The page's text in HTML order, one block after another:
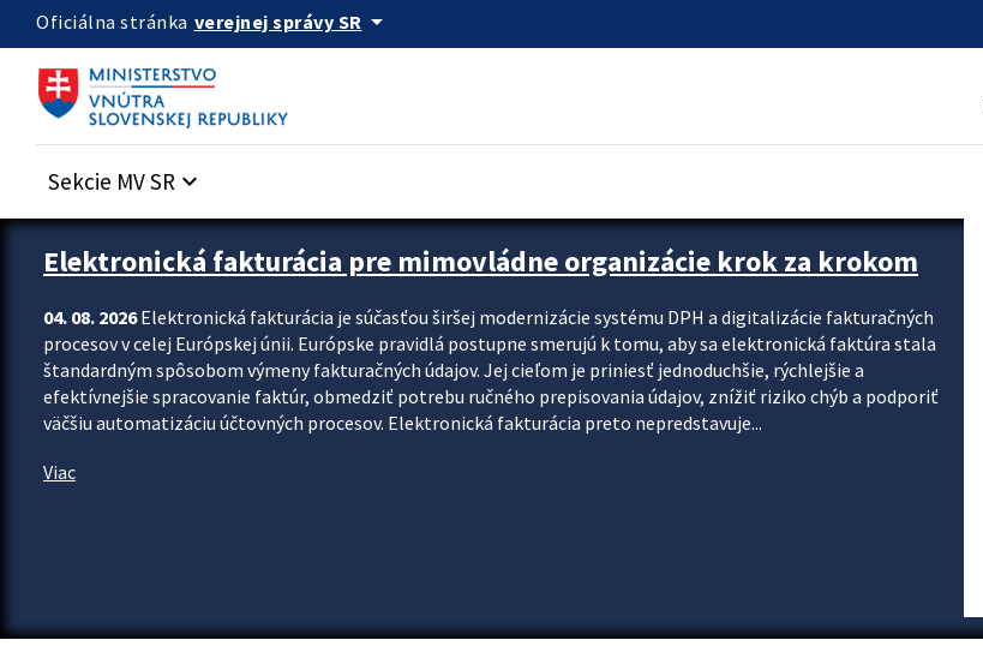
Preskocit na hlavný obsah
Oficiálna stránka verejnej správy SR arrow_drop_down
Sekcie MV SR keyboard_arrow_down
Zastavit automatický posun upútavok
Elektronická fakturácia pre mimovládne organizácie krok za krokom
04. 08. 2026Elektronická fakturácia je súčasťou širšej modernizácie systému DPH a digitalizácie fakturačných
procesov v celej Európskej únii. Európske pravidlá postupne smerujú k tomu, aby sa elektronická faktúra stala
štandardným spôsobom výmeny fakturačných údajov. Jej cieľom je priniesť jednoduchšie, rýchlejšie a
efektívnejšie spracovanie faktúr, obmedziť potrebu ručného prepisovania údajov, znížiť riziko chýb a podporiť
väčšiu automatizáciu účtovných procesov. Elektronická fakturácia preto nepredstavuje...
Viac